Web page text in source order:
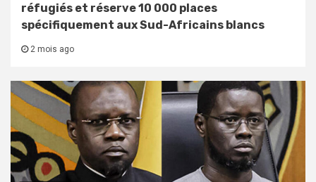
réfugiés et réserve 10 000 places
spécifiquement aux Sud-Africains blancs
2 mois ago